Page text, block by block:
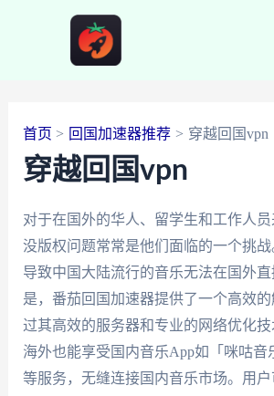
首页 回国加速器推荐 穿越回国vpn
穿越回国vpn
对于在国外的华人、留学生和工作人
没版权问题常常是他们面临的一个挑
导致中国大陆流行的音乐无法在国外
是，番茄回国加速器提供了一个高效
过其高效的服务器和专业的网络优化
海外也能享受国内音乐App如「咪咕音
等服务，无缝连接国内音乐市场。用